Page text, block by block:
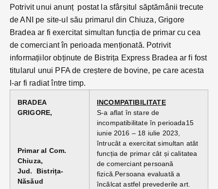
Potrivit unui anunț postat la sfârșitul săptămânii trecute
de ANI pe site-ul său primarul din Chiuza, Grigore
Bradea ar fi exercitat simultan funcția de primar cu cea
de comerciant în perioada menționată. Potrivit
informațiilor obținute de Bistrița Express Bradea ar fi fost
titularul unui PFA de creștere de bovine, pe care acesta
l-ar fi radiat între timp.
BRADEA
GRIGORE,
Primar al Com.
Chiuza,
Jud.
Bistrița-
Năsăud
INCOMPATIBILITATE
S-a aflat în stare de
incompatibilitate în perioada15
iunie 2016 – 18 iulie 2023,
întrucât a exercitat simultan atât
funcția de primar cât și calitatea
de comerciant persoană
fizică.Persoana evaluată a
încălcat astfel prevederile art.